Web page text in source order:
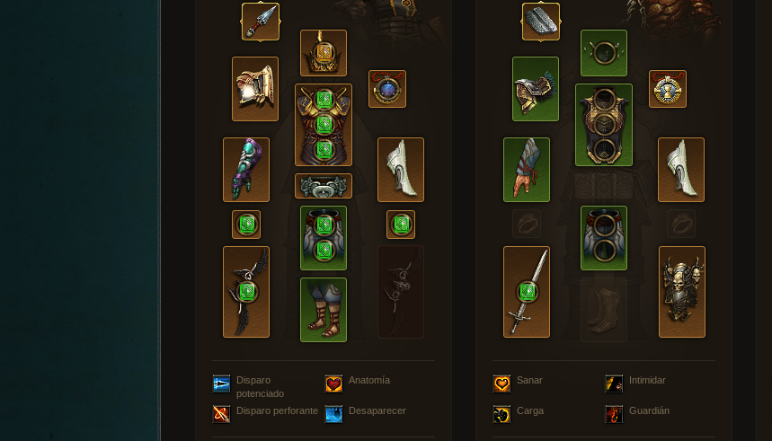
Disparo
potenciado
Anatomía
Disparo perforante Desaparecer
Sanar Intimidar
Carga Guardián